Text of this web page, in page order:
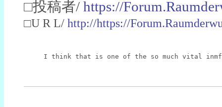
□投稿者/ https://
□U R L/ http://https://
I think that is one of the so much vital